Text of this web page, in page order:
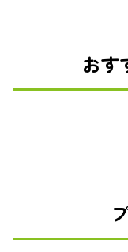
おす